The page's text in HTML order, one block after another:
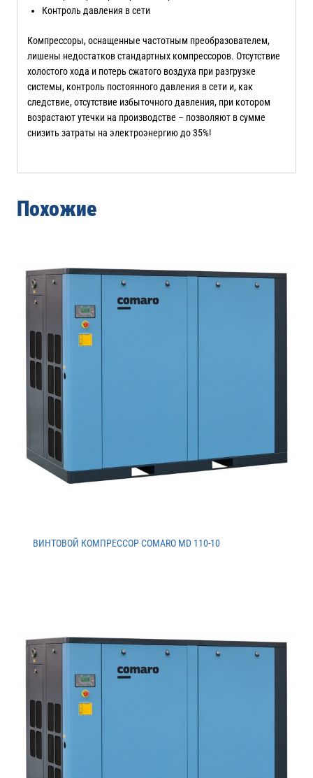
Контроль давления в сети
Компрессоры, оснащенные частотным преобразователем,
лишены недостатков стандартных компрессоров. Отсутствие
холостого хода и потерь сжатого воздуха при разгрузке
системы, контроль постоянного давления в сети и, как
следствие, отсутствие избыточного давления, при котором
возрастают утечки на производстве – позволяют в сумме
снизить затраты на электроэнергию до 35%!
Похожие
ВИНТОВОЙ КОМПРЕССОР COMARO MD 110-10